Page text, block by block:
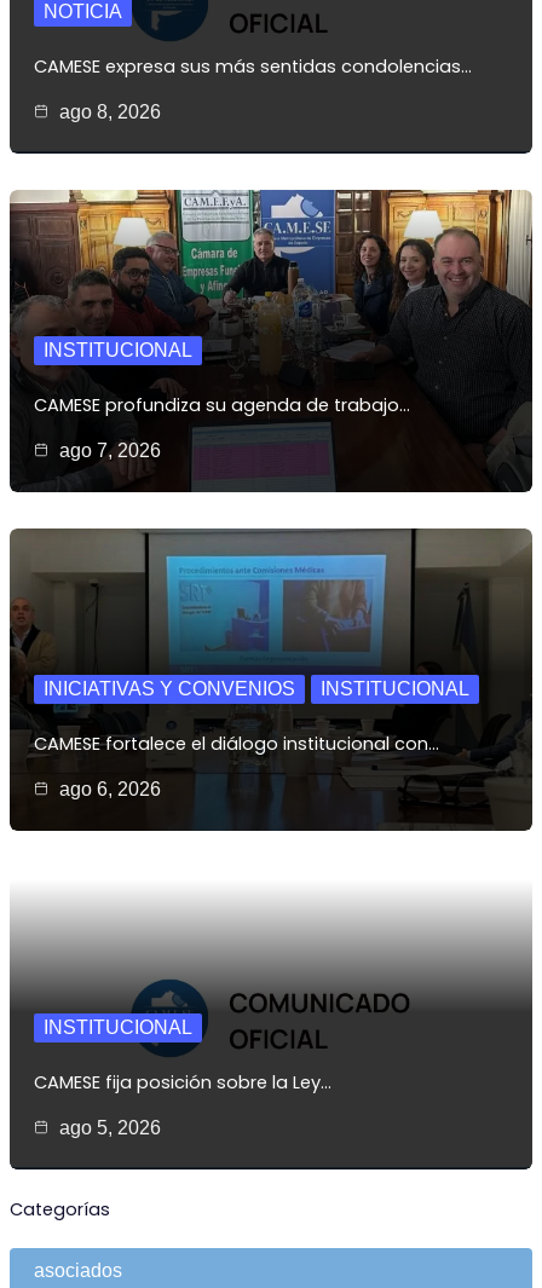
NOTICIA
CAMESE expresa sus más sentidas condolencias…
ago 8, 2026
INSTITUCIONAL
CAMESE profundiza su agenda de trabajo…
ago 7, 2026
INICIATIVAS Y CONVENIOS INSTITUCIONAL
CAMESE fortalece el diálogo institucional con…
ago 6, 2026
INSTITUCIONAL
CAMESE fija posición sobre la Ley…
ago 5, 2026
Categorías
asociados